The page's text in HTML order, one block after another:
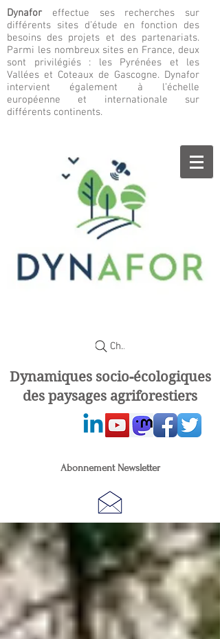
Dynafor effectue ses recherches sur
différents sites d’étude en fonction des
besoins des projets et des partenariats.
Parmi les nombreux sites en France, deux
sont privilégiés : les Pyrénées et les
Vallées et Coteaux de Gascogne. Dynafor
intervient également à l’échelle
européenne et internationale sur
différents continents.
Chercher
Dynamiques socio-écologiques
des paysages agriforestiers
Abonnement Newsletter